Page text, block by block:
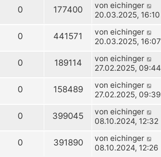
0 177400 von eichinger
20.03.2025, 16:10
0 441571 von eichinger
20.03.2025, 16:07
0 189114 von eichinger
27.02.2025, 09:44
0 158489 von eichinger
27.02.2025, 09:39
0 399045 von eichinger
08.10.2024, 12:32
0 391890 von eichinger
08.10.2024, 12:26